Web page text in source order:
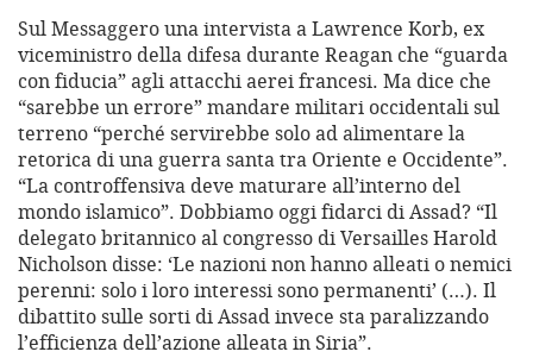
Sul Messaggero una intervista a Lawrence Korb, ex
viceministro della difesa durante Reagan che “guarda
con fiducia” agli attacchi aerei francesi. Ma dice che
“sarebbe un errore” mandare militari occidentali sul
terreno “perché servirebbe solo ad alimentare la
retorica di una guerra santa tra Oriente e Occidente”.
“La controffensiva deve maturare all’interno del
mondo islamico”. Dobbiamo oggi fidarci di Assad? “Il
delegato britannico al congresso di Versailles Harold
Nicholson disse: ‘Le nazioni non hanno alleati o nemici
perenni: solo i loro interessi sono permanenti’ (…). Il
dibattito sulle sorti di Assad invece sta paralizzando
l’efficienza dell’azione alleata in Siria”.